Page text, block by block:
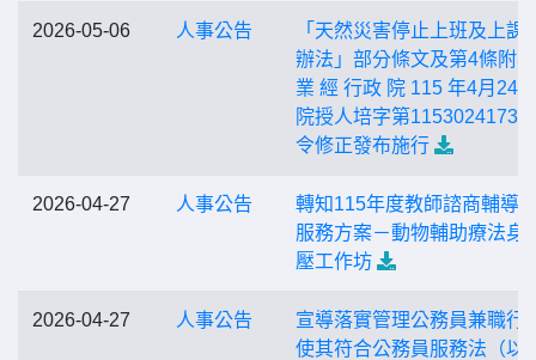
2026-05-06 人事公告
「天然災害停止上班及上課
辦法」部分條文及第4條附
業 經 行政 院 115 年4月24
院授人培字第11530241731
令修正發布施行
2026-04-27 人事公告
轉知115年度教師諮商輔導
服務方案－動物輔助療法身
壓工作坊
2026-04-27 人事公告
宣導落實管理公務員兼職行
使其符合公務員服務法（以